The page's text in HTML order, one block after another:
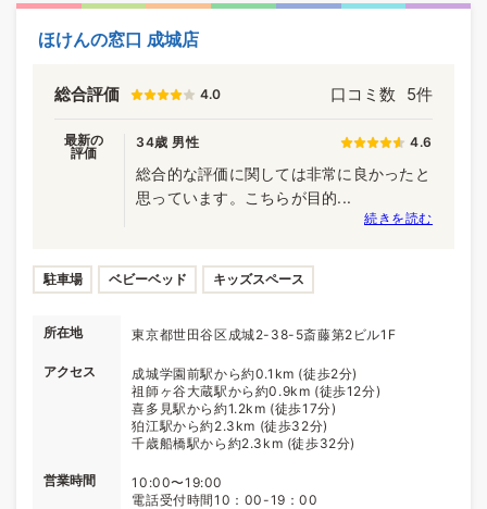
ほけんの窓口 成城店
総合評価 4.0 口コミ数 5件
最新の
評価
34歳 男性 4.6
総合的な評価に関しては非常に良かったと
思っています。こちらが目的...
続きを読む
駐車場 ベビーベッド キッズスペース
所在地 東京都世田谷区成城2-38-5斎藤第2ビル1F
アクセス
成城学園前駅から約0.1km (徒歩2分)
祖師ヶ谷大蔵駅から約0.9km (徒歩12分)
喜多見駅から約1.2km (徒歩17分)
狛江駅から約2.3km (徒歩32分)
千歳船橋駅から約2.3km (徒歩32分)
営業時間
10:00〜19:00
電話受付時間10：00-19：00